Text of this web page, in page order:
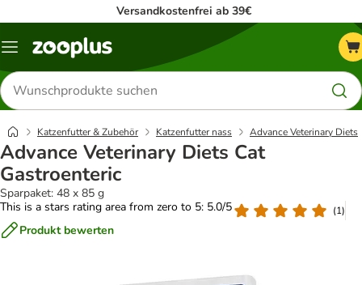
Versandkostenfrei ab 39€
Menü
Produkte
suchen
Katzenfutter & Zubehör Katzenfutter nass Advance Veterinary Diets
Advance Veterinary Diets Cat
Gastroenteric
Sparpaket: 48 x 85 g
This is a stars rating area from zero to 5: 5.0/5
(1)
Produkt bewerten